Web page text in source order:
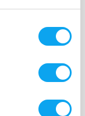
wandelstok